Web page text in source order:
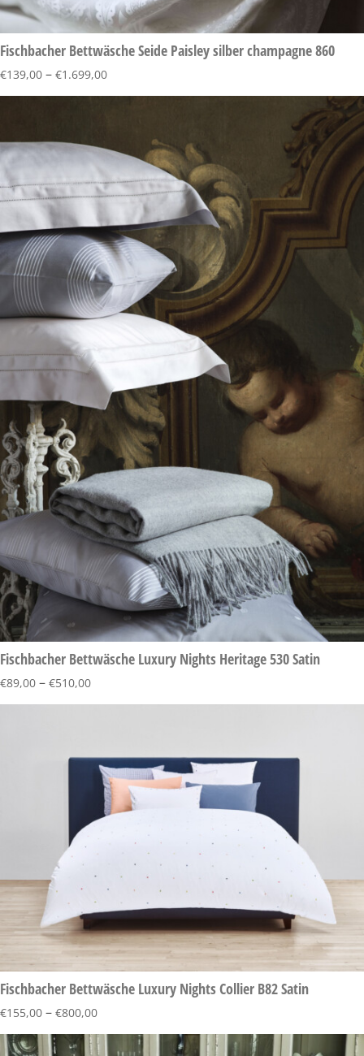
Fischbacher Bettwäsche Seide Paisley silber champagne 860
€139,00 – €1.699,00
Fischbacher Bettwäsche Luxury Nights Heritage 530 Satin
€89,00 – €510,00
Fischbacher Bettwäsche Luxury Nights Collier B82 Satin
€155,00 – €800,00